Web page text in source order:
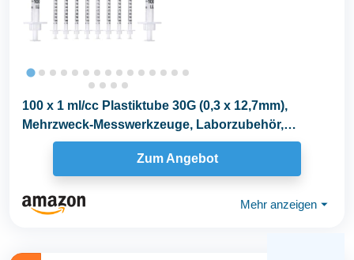
100 x 1 ml/cc Plastiktube 30G (0,3 x 12,7mm),
Mehrzweck-Messwerkzeuge, Laborzubehör,
Einzeln...
Zum Angebot
Mehr anzeigen ⏷